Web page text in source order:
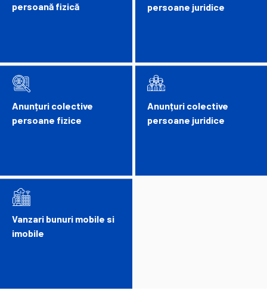
persoană fizică
Anunțuri colective
persoane fizice
Vanzari bunuri mobile si
imobile
persoane juridice
Anunțuri colective
persoane juridice